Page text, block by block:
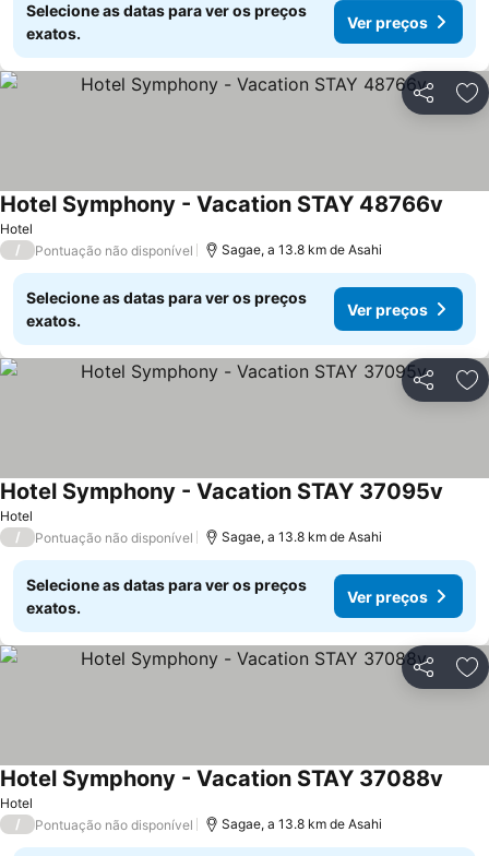
Selecione as datas para ver os preços
exatos.
Ver preços
Partilhar
Hotel
Hotel Symphony - Vacation STAY 48766v
/ Pontuação não disponível Sagae, a 13.8 km de Asahi
Selecione as datas para ver os preços
exatos.
Ver preços
Partilhar
Hotel
Hotel Symphony - Vacation STAY 37095v
/ Pontuação não disponível Sagae, a 13.8 km de Asahi
Selecione as datas para ver os preços
exatos.
Ver preços
Partilhar
Hotel
Hotel Symphony - Vacation STAY 37088v
/ Pontuação não disponível Sagae, a 13.8 km de Asahi